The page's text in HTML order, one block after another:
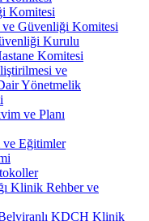
Komitesi
ve Güvenliği Komitesi
Kurulu
Komitesi
ve
Yönetmelik
ve Planı
ve Eğitimler
Klinik Rehber ve
KDCH Klinik